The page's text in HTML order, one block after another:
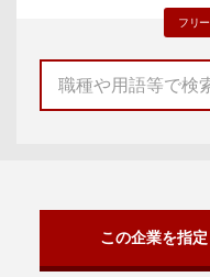
フリ
この企業を指